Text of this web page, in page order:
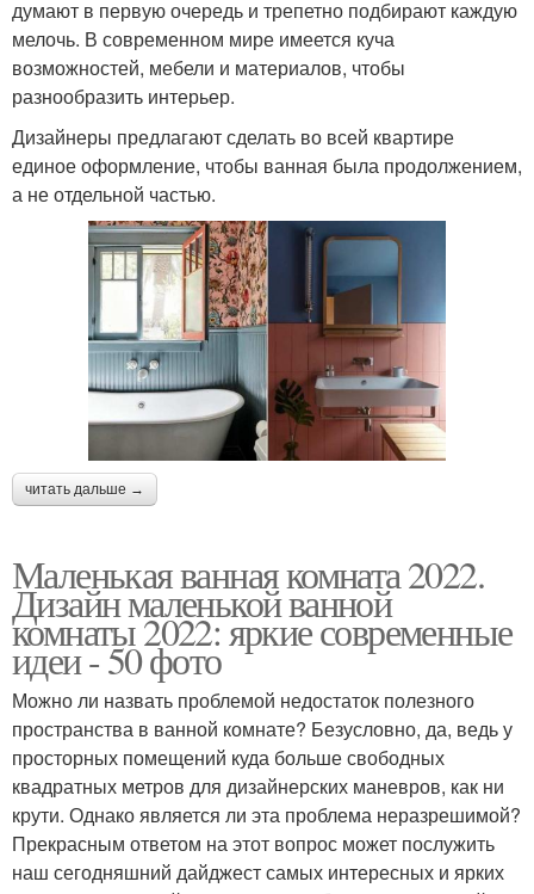
думают в первую очередь и трепетно подбирают каждую
мелочь. В современном мире имеется куча
возможностей, мебели и материалов, чтобы
разнообразить интерьер.
Дизайнеры предлагают сделать во всей квартире
единое оформление, чтобы ванная была продолжением,
а не отдельной частью.
читать дальше →
Маленькая ванная комната 2022.
Дизайн маленькой ванной
комнаты 2022: яркие современные
идеи - 50 фото
Можно ли назвать проблемой недостаток полезного
пространства в ванной комнате? Безусловно, да, ведь у
просторных помещений куда больше свободных
квадратных метров для дизайнерских маневров, как ни
крути. Однако является ли эта проблема неразрешимой?
Прекрасным ответом на этот вопрос может послужить
наш сегодняшний дайджест самых интересных и ярких